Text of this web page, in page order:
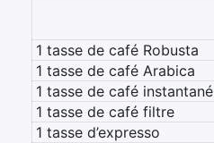
1 tasse de café Robusta
1 tasse de café Arabica
1 tasse de café instantané
1 tasse de café filtre
1 tasse d’expresso